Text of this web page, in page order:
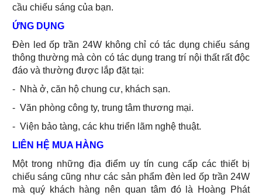
cầu chiếu sáng của bạn.
ỨNG DỤNG
Đèn led ốp trần 24W không chỉ có tác dụng chiếu sáng
thông thường mà còn có tác dụng trang trí nội thất rất độc
đáo và thường được lắp đặt tại:
- Nhà ở, căn hộ chung cư, khách sạn.
- Văn phòng công ty, trung tâm thương mại.
- Viện bảo tàng, các khu triển lãm nghệ thuật.
LIÊN HỆ MUA HÀNG
Một trong những địa điểm uy tín cung cấp các thiết bị
chiếu sáng cũng như các sản phẩm đèn led ốp trần 24W
mà quý khách hàng nên quan tâm đó là Hoàng Phát